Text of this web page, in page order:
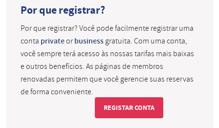
Por que registrar?
Por que registrar? Você pode facilmente registrar uma
conta privateorbusinessgratuita. Com uma conta,
você sempre terá acesso às nossas tarifas mais baixas
e outros benefícios. As páginas de membros
renovadas permitem que você gerencie suas reservas
de forma conveniente.
REGISTAR CONTA